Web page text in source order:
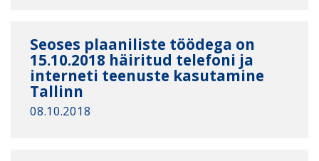
Seoses plaaniliste töödega on
15.10.2018 häiritud telefoni ja
interneti teenuste kasutamine
Tallinn
08.10.2018